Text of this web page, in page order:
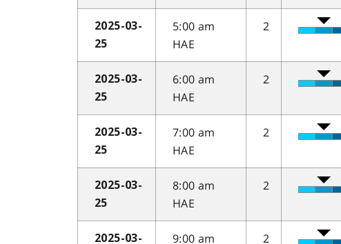
2025-03-
25
5:00 am
HAE
2
2025-03-
25
6:00 am
HAE
2
2025-03-
25
7:00 am
HAE
2
2025-03-
25
8:00 am
HAE
2
2025-03-
9:00 am
2